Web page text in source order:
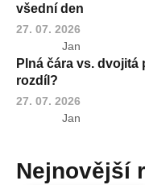
všední den
27. 07. 2026
Jan
Plná čára vs. dvojitá
rozdíl?
27. 07. 2026
Jan
Nejnovější